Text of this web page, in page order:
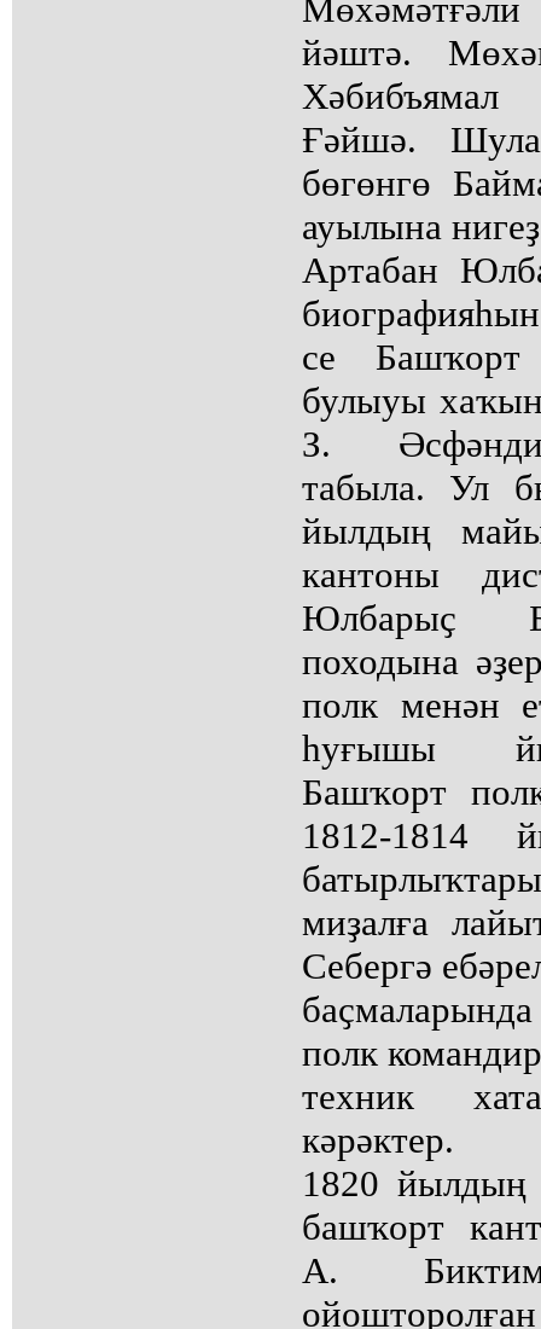
йәштә.
Ғәйшә.
бөгөнгө
ауылына
Артабан
се Башҡорт
булыуы
З.
табыла. Ул
йылдың
кантоны
Юлбарыҫ
походына
полк менән
һуғышы
Башҡорт
1812-1814
миҙалға
Себергә
полк
техник
кәрәктер.
1820 йылдың
башҡорт
А.